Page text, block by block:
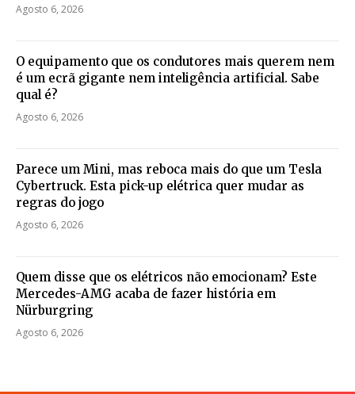
Agosto 6, 2026
O equipamento que os condutores mais querem nem
é um ecrã gigante nem inteligência artificial. Sabe
qual é?
Agosto 6, 2026
Parece um Mini, mas reboca mais do que um Tesla
Cybertruck. Esta pick-up elétrica quer mudar as
regras do jogo
Agosto 6, 2026
Quem disse que os elétricos não emocionam? Este
Mercedes-AMG acaba de fazer história em
Nürburgring
Agosto 6, 2026